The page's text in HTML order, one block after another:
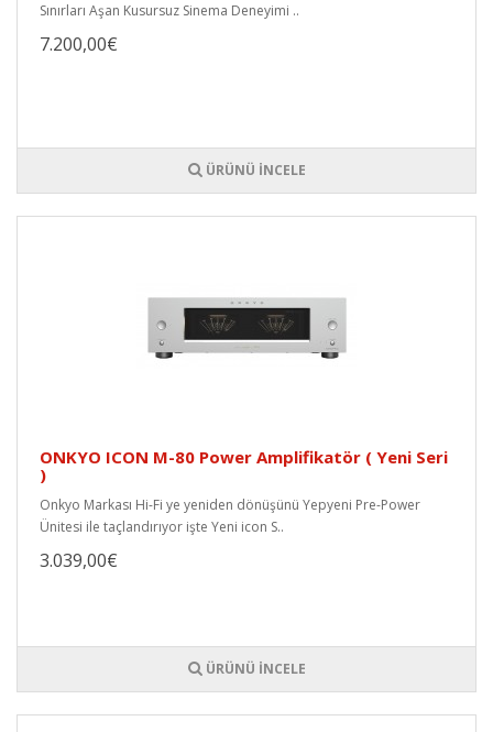
Sınırları Aşan Kusursuz Sinema Deneyimi ..
7.200,00€
ÜRÜNÜ İNCELE
ONKYO ICON M-80 Power Amplifikatör ( Yeni Seri
)
Onkyo Markası Hi-Fi ye yeniden dönüşünü Yepyeni Pre-Power
Ünitesi ile taçlandırıyor işte Yeni icon S..
3.039,00€
ÜRÜNÜ İNCELE